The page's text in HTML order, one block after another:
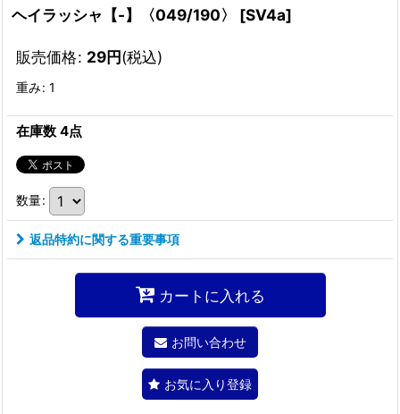
ヘイラッシャ【-】〈049/190〉 [SV4a]
販売価格: 29円(税込)
重み: 1
在庫数 4点
数量:
返品特約に関する重要事項
カートに入れる
お問い合わせ
お気に入り登録